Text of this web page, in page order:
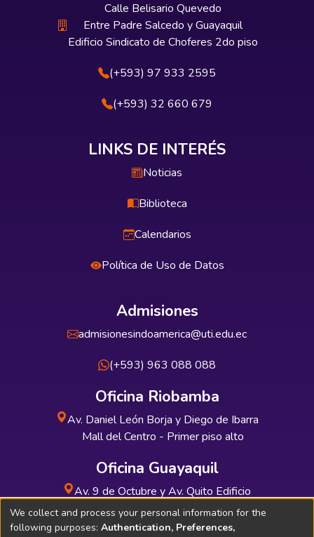
Calle Belisario Quevedo
Entre Padre Salcedo y Guayaquil
Edificio Sindicato de Choferes 2do piso
(+593) 97 933 2595
(+593) 32 660 679
LINKS DE INTERÉS
Noticias
Biblioteca
Calendarios
Política de Uso de Datos
Admisiones
admisionesindoamerica@uti.edu.ec
(+593) 963 088 088
Oficina Riobamba
Av. Daniel León Borja y Diego de Ibarra
Mall del Centro - Primer piso alto
Oficina Guayaquil
Av. 9 de Octubre y Av. Quito Edificio
INDUAUTO - Planta baja
We collect and process your personal information for the
following purposes: Authentication, Preferences,